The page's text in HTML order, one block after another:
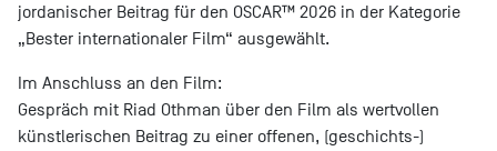
jordanischer Beitrag für den OSCAR™ 2026 in der Kategorie
„Bester internationaler Film“ ausgewählt.
Im Anschluss an den Film:
Gespräch mit Riad Othman über den Film als wertvollen
künstlerischen Beitrag zu einer offenen, (geschichts-)